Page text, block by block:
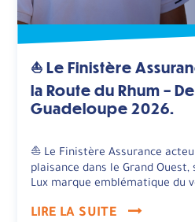
⛵ Le Finistère
la Route du Rhum –
Guadeloupe 2026.
⛵ Le Finistère Assurance
plaisance dans le Grand Ouest,
Lux marque emblématique du
LIRE LA SUITE